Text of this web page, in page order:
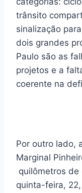
trânsito
sinalização
dois grandes
Paulo são as
projetos e a
coerente na
Por outro lado,
Marginal
quilômetros de
quinta-feira,